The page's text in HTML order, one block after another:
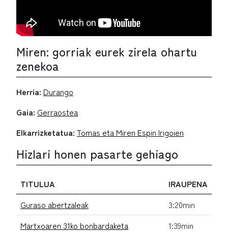
Miren: gorriak eurek zirela ohartu
zenekoa
Herria: Durango
Gaia: Gerraostea
Elkarrizketatua: Tomas eta Miren Espin Irigoien
Hizlari honen pasarte gehiago
TITULUA
IRAUPENA
Guraso abertzaleak
3:20min
Martxoaren 31ko bonbardaketa
1:39min